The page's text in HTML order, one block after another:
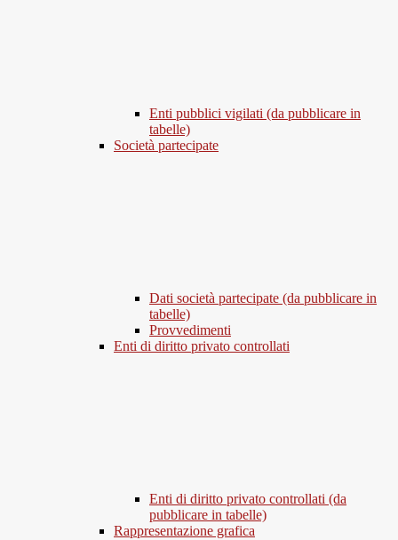
Enti pubblici vigilati (da pubblicare in
tabelle)
Società partecipate
Dati società partecipate (da pubblicare in
tabelle)
Provvedimenti
Enti di diritto privato controllati
Enti di diritto privato controllati (da
pubblicare in tabelle)
Rappresentazione grafica